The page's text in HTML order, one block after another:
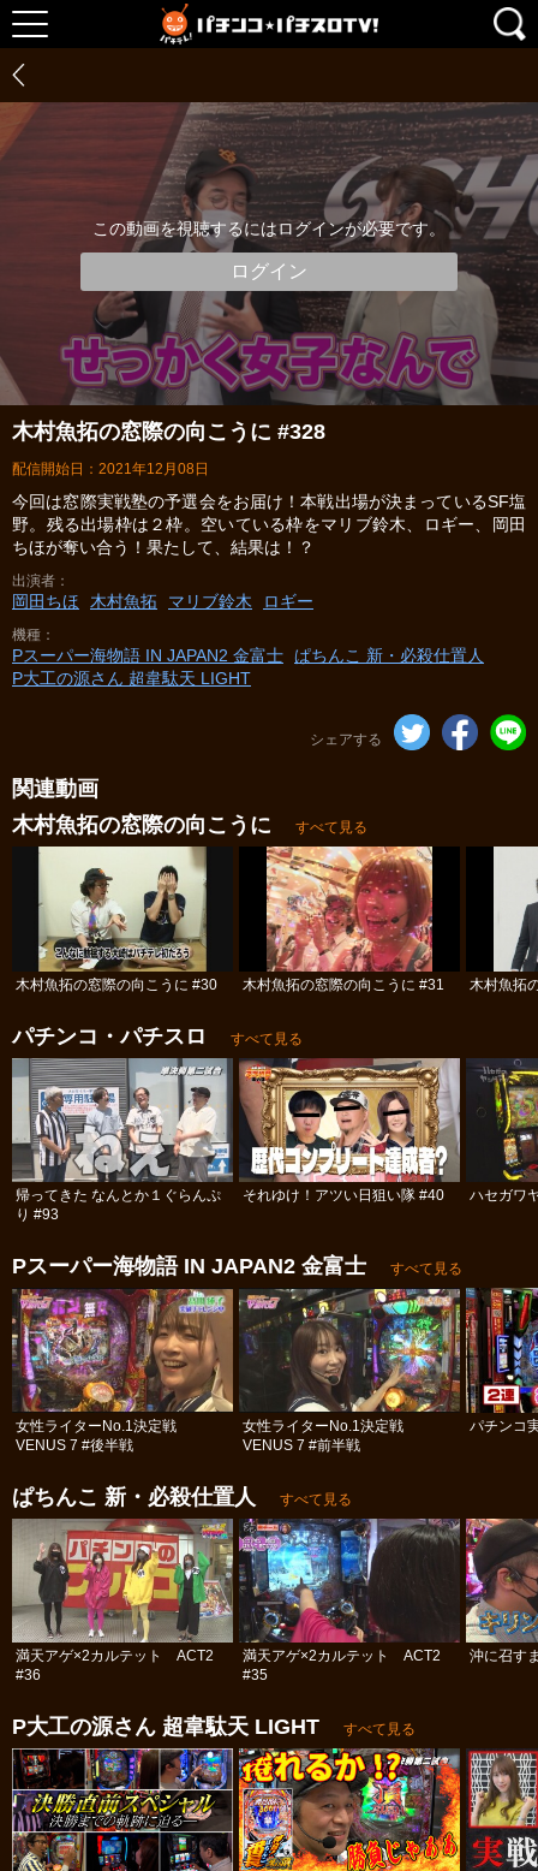
この動画を視聴するにはログインが必要です。
ログイン
木村魚拓の窓際の向こうに #328
配信開始日：2021年12月08日
今回は窓際実戦塾の予選会をお届け！本戦出場が決まっているSF塩
野。残る出場枠は２枠。空いている枠をマリブ鈴木、ロギー、岡田
ちほが奪い合う！果たして、結果は！？
出演者
岡田ちほ 木村魚拓 マリブ鈴木 ロギー
機種
Pスーパー海物語 IN JAPAN2 金富士 ぱちんこ 新・必殺仕置人
P大工の源さん 超韋駄天 LIGHT
シェアする
関連動画
木村魚拓の窓際の向こうに
すべて見る
木村魚拓の窓際の向こうに #30 木村魚拓の窓際の向こうに #31 木村魚拓
パチンコ・パチスロ すべて見る
帰ってきた なんとか１ぐらんぷ
り #93
それゆけ！アツい日狙い隊 #40 ハセガワ
Pスーパー海物語 IN JAPAN2 金富士 すべて見る
女性ライターNo.1決定戦
VENUS 7 #後半戦
女性ライターNo.1決定戦
VENUS 7 #前半戦
パチンコ
ぱちんこ 新・必殺仕置人 すべて見る
満天アゲ×2カルテット ACT2
#36
満天アゲ×2カルテット ACT2
#35
沖に召す
P大工の源さん 超韋駄天 LIGHT すべて見る